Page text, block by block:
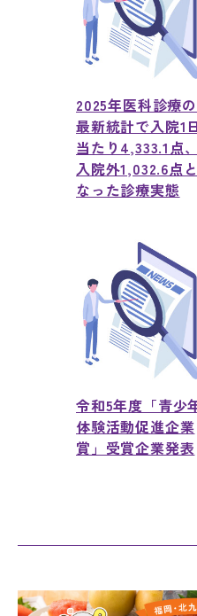
2025年医科診療の
最新統計で入院1日
当たり4,333.1点、
入院外1,032.6点と
なった診療実態
令和5年度「青少
体験活動促進企業
賞」受賞企業発表